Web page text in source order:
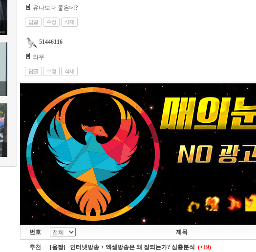
유나보다 좋은데?
답글 수정 삭제
51446116
와우
답글 수정 삭제
번호 제목
추천 [움짤] 인터넷방송 + 엑셀방송은 왜 잘되는가? 심층분석 (+19)